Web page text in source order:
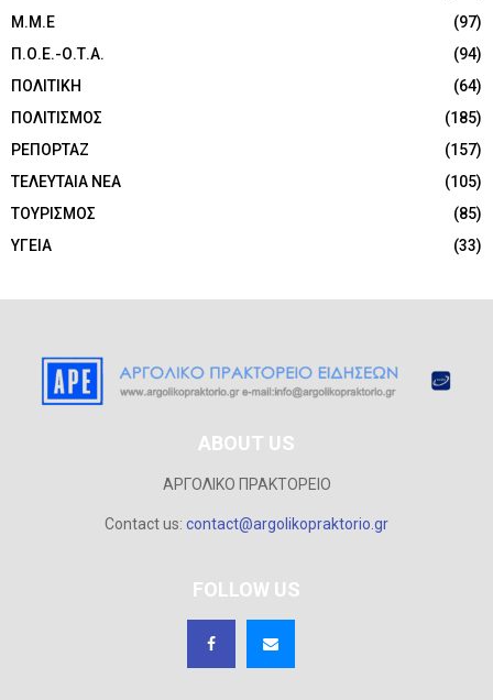
Μ.Μ.Ε
(97)
Π.Ο.Ε.-Ο.Τ.Α.
(94)
ΠΟΛΙΤΙΚΗ
(64)
ΠΟΛΙΤΙΣΜΟΣ
(185)
ΡΕΠΟΡΤΑΖ
(157)
ΤΕΛΕΥΤΑΙΑ ΝΕΑ
(105)
ΤΟΥΡΙΣΜΟΣ
(85)
ΥΓΕΙΑ
(33)
ABOUT US
ΑΡΓΟΛΙΚΟ ΠΡΑΚΤΟΡΕΙΟ
Contact us: contact@argolikopraktorio.gr
FOLLOW US